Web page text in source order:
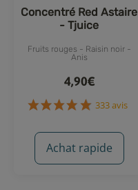
Concentré Red Astaire
- Tjuice
Fruits rouges - Raisin noir -
Anis
4,90€
Achat rapide